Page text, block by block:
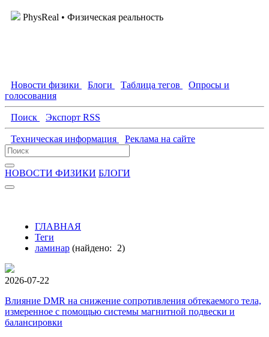
PhysReal • Физическая реальность
Новости физики Блоги Таблица тегов
Опросы и
голосования
Поиск Экспорт RSS
Техническая информация Реклама на сайте
НОВОСТИ ФИЗИКИ БЛОГИ
ГЛАВНАЯ
Теги
ламинар (найдено: 2)
2026-07-22
Влияние DMR на снижение сопротивления обтекаемого тела,
измеренное с помощью системы магнитной подвески и
балансировки